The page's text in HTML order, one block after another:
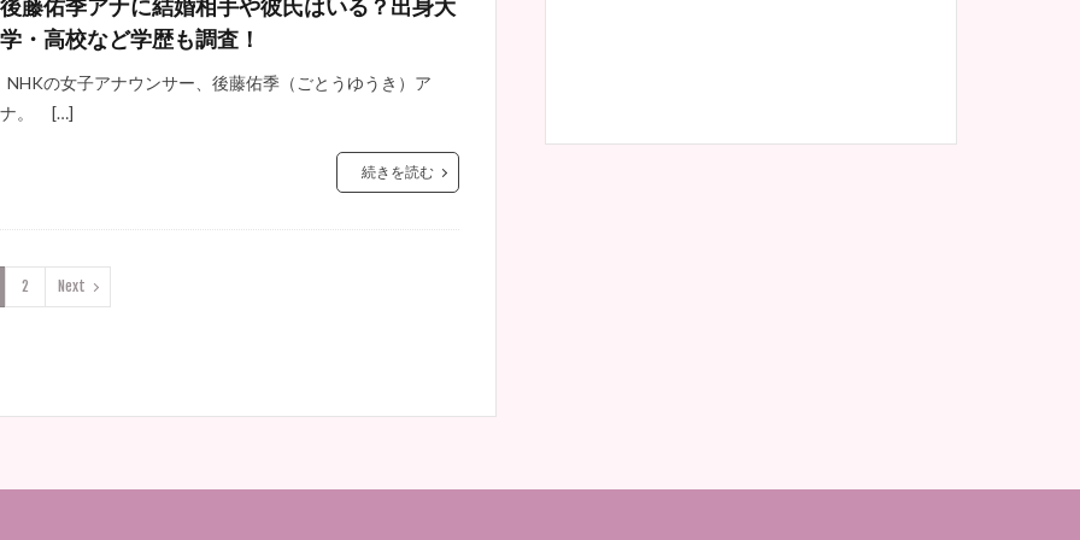
後藤佑季アナに結婚相手や彼氏はいる？出身大
学・高校など学歴も調査！
NHKの女子アナウンサー、後藤佑季（ごとうゆうき）ア
ナ。 […]
続きを読む
2 Next